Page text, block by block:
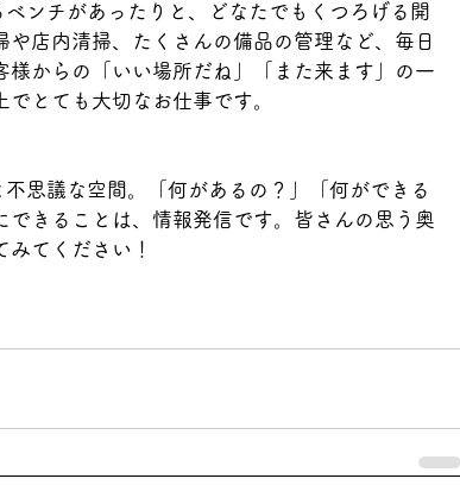
ンチがあったりと、どなたでもくつろげる開
店内清掃、たくさんの備品の管理など、毎日
からの「いい場所だね」「また来ます」の一
とても大切なお仕事です。
思議な空間。「何があるの？」「何ができる
きることは、情報発信です。皆さんの思う奥
てください！